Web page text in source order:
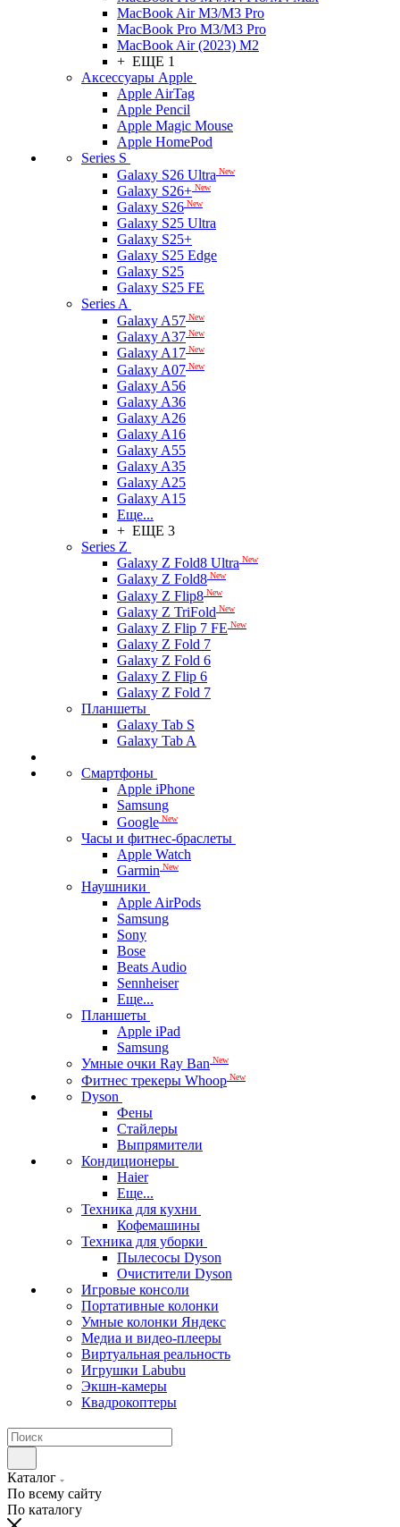
MacBook Air M3/M3 Pro
MacBook Pro M3/M3 Pro
MacBook Air (2023) M2
+ ЕЩЕ 1
Аксессуары Apple
Apple AirTag
Apple Pencil
Apple Magic Mouse
Apple HomePod
Series S
Galaxy S26 Ultra New
Galaxy S26+ New
Galaxy S26 New
Galaxy S25 Ultra
Galaxy S25+
Galaxy S25 Edge
Galaxy S25
Galaxy S25 FE
Series A
Galaxy A57 New
Galaxy A37 New
Galaxy A17 New
Galaxy A07 New
Galaxy A56
Galaxy A36
Galaxy A26
Galaxy A16
Galaxy A55
Galaxy A35
Galaxy A25
Galaxy A15
Еще...
+ ЕЩЕ 3
Series Z
Galaxy Z Fold8 Ultra New
Galaxy Z Fold8 New
Galaxy Z Flip8 New
Galaxy Z TriFold New
Galaxy Z Flip 7 FE New
Galaxy Z Fold 7
Galaxy Z Fold 6
Galaxy Z Flip 6
Galaxy Z Fold 7
Планшеты
Galaxy Tab S
Galaxy Tab A
Смартфоны
Apple iPhone
Samsung
Google New
Часы и фитнес-браслеты
Apple Watch
Garmin New
Наушники
Apple AirPods
Samsung
Sony
Bose
Beats Audio
Sennheiser
Еще...
Планшеты
Apple iPad
Samsung
Умные очки Ray Ban New
Фитнес трекеры Whoop New
Dyson
Фены
Стайлеры
Выпрямители
Кондиционеры
Haier
Еще...
Техника для кухни
Кофемашины
Техника для уборки
Пылесосы Dyson
Очистители Dyson
Игровые консоли
Портативные колонки
Умные колонки Яндекс
Медиа и видео-плееры
Виртуальная реальность
Игрушки Labubu
Экшн-камеры
Квадрокоптеры
Каталог
По всему сайту
По каталогу